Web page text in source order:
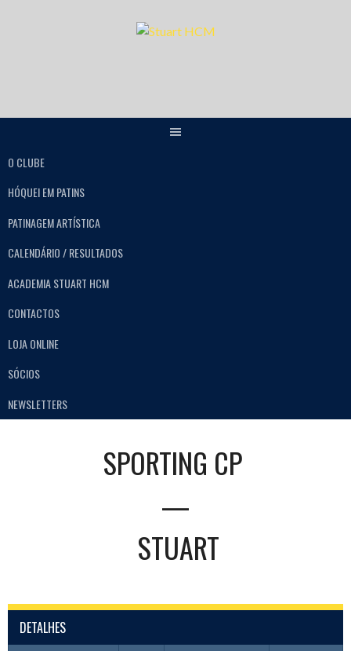
O CLUBE
HÓQUEI EM PATINS
PATINAGEM ARTÍSTICA
CALENDÁRIO / RESULTADOS
ACADEMIA STUART HCM
CONTACTOS
LOJA ONLINE
SÓCIOS
NEWSLETTERS
SPORTING CP
—
STUART
DETALHES